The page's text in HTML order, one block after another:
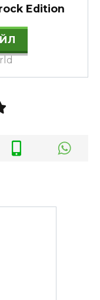
Edition